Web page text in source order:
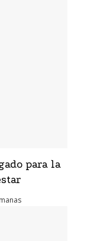
para la